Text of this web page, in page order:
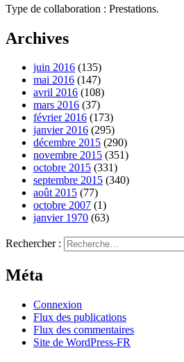
Type de collaboration : Prestations.
Archives
juin 2016 (135)
mai 2016 (147)
avril 2016 (108)
mars 2016 (37)
février 2016 (173)
janvier 2016 (295)
décembre 2015 (290)
novembre 2015 (351)
octobre 2015 (331)
septembre 2015 (340)
août 2015 (77)
octobre 2007 (1)
janvier 1970 (63)
Rechercher :
Méta
Connexion
Flux des publications
Flux des commentaires
Site de WordPress-FR